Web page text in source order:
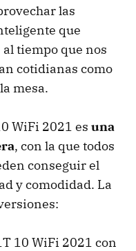
las
que
tiempo que nos
cotidianas como
mesa.
WiFi 2021 es una
, con la que todos
conseguir el
y comodidad. La
10 WiFi 2021 con